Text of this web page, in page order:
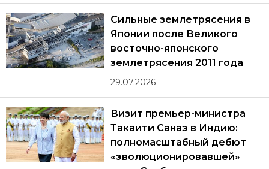
Сильные землетрясения в
Японии после Великого
восточно-японского
землетрясения 2011 года
29.07.2026
Визит премьер-министра
Такаити Санаэ в Индию:
полномасштабный дебют
«эволюционировавшей»